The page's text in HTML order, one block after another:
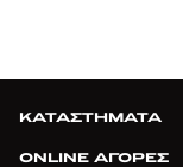
ΚΑΤΑΣΤΗΜΑΤΑ
ONLINE ΑΓΟΡΕΣ